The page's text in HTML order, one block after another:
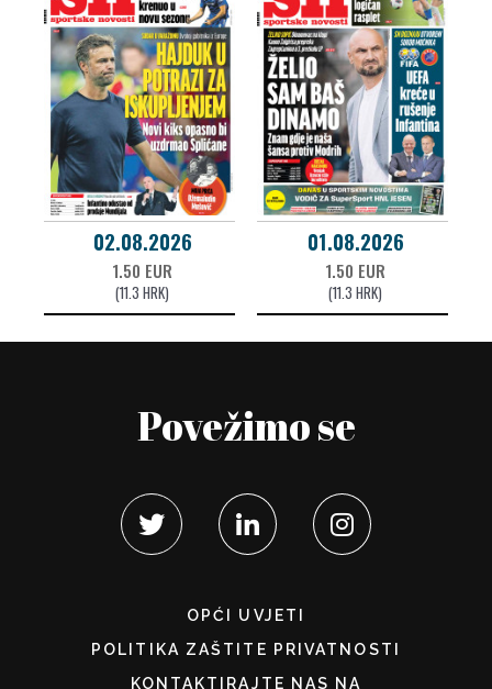
02.08.2026
1.50 EUR
(11.3 HRK)
01.08.2026
1.50 EUR
(11.3 HRK)
Povežimo se
OPĆI UVJETI
POLITIKA ZAŠTITE PRIVATNOSTI
KONTAKTIRAJTE NAS NA